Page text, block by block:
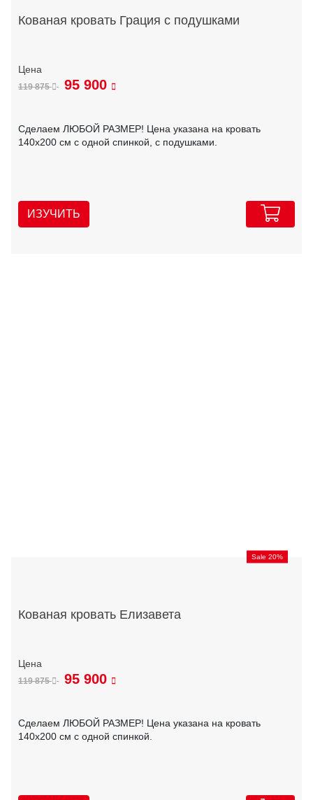
Кованая кровать Грация с подушками
119 875 95 900
Сделаем ЛЮБОЙ РАЗМЕР! Цена указана на кровать
140х200 см с одной спинкой, с подушками.
ИЗУЧИТЬ
Sale 20%
Кованая кровать Елизавета
119 875 95 900
Сделаем ЛЮБОЙ РАЗМЕР! Цена указана на кровать
140х200 см с одной спинкой.